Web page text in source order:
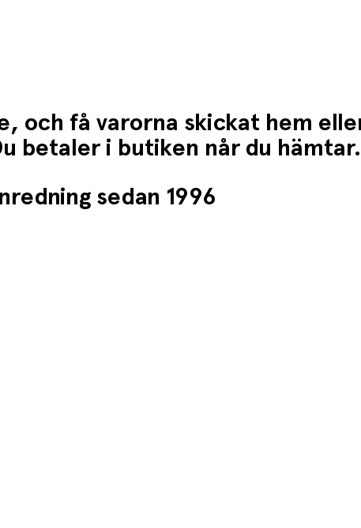
och få varorna skickat hem
betaler i butiken når du hämtar.
sedan 1996